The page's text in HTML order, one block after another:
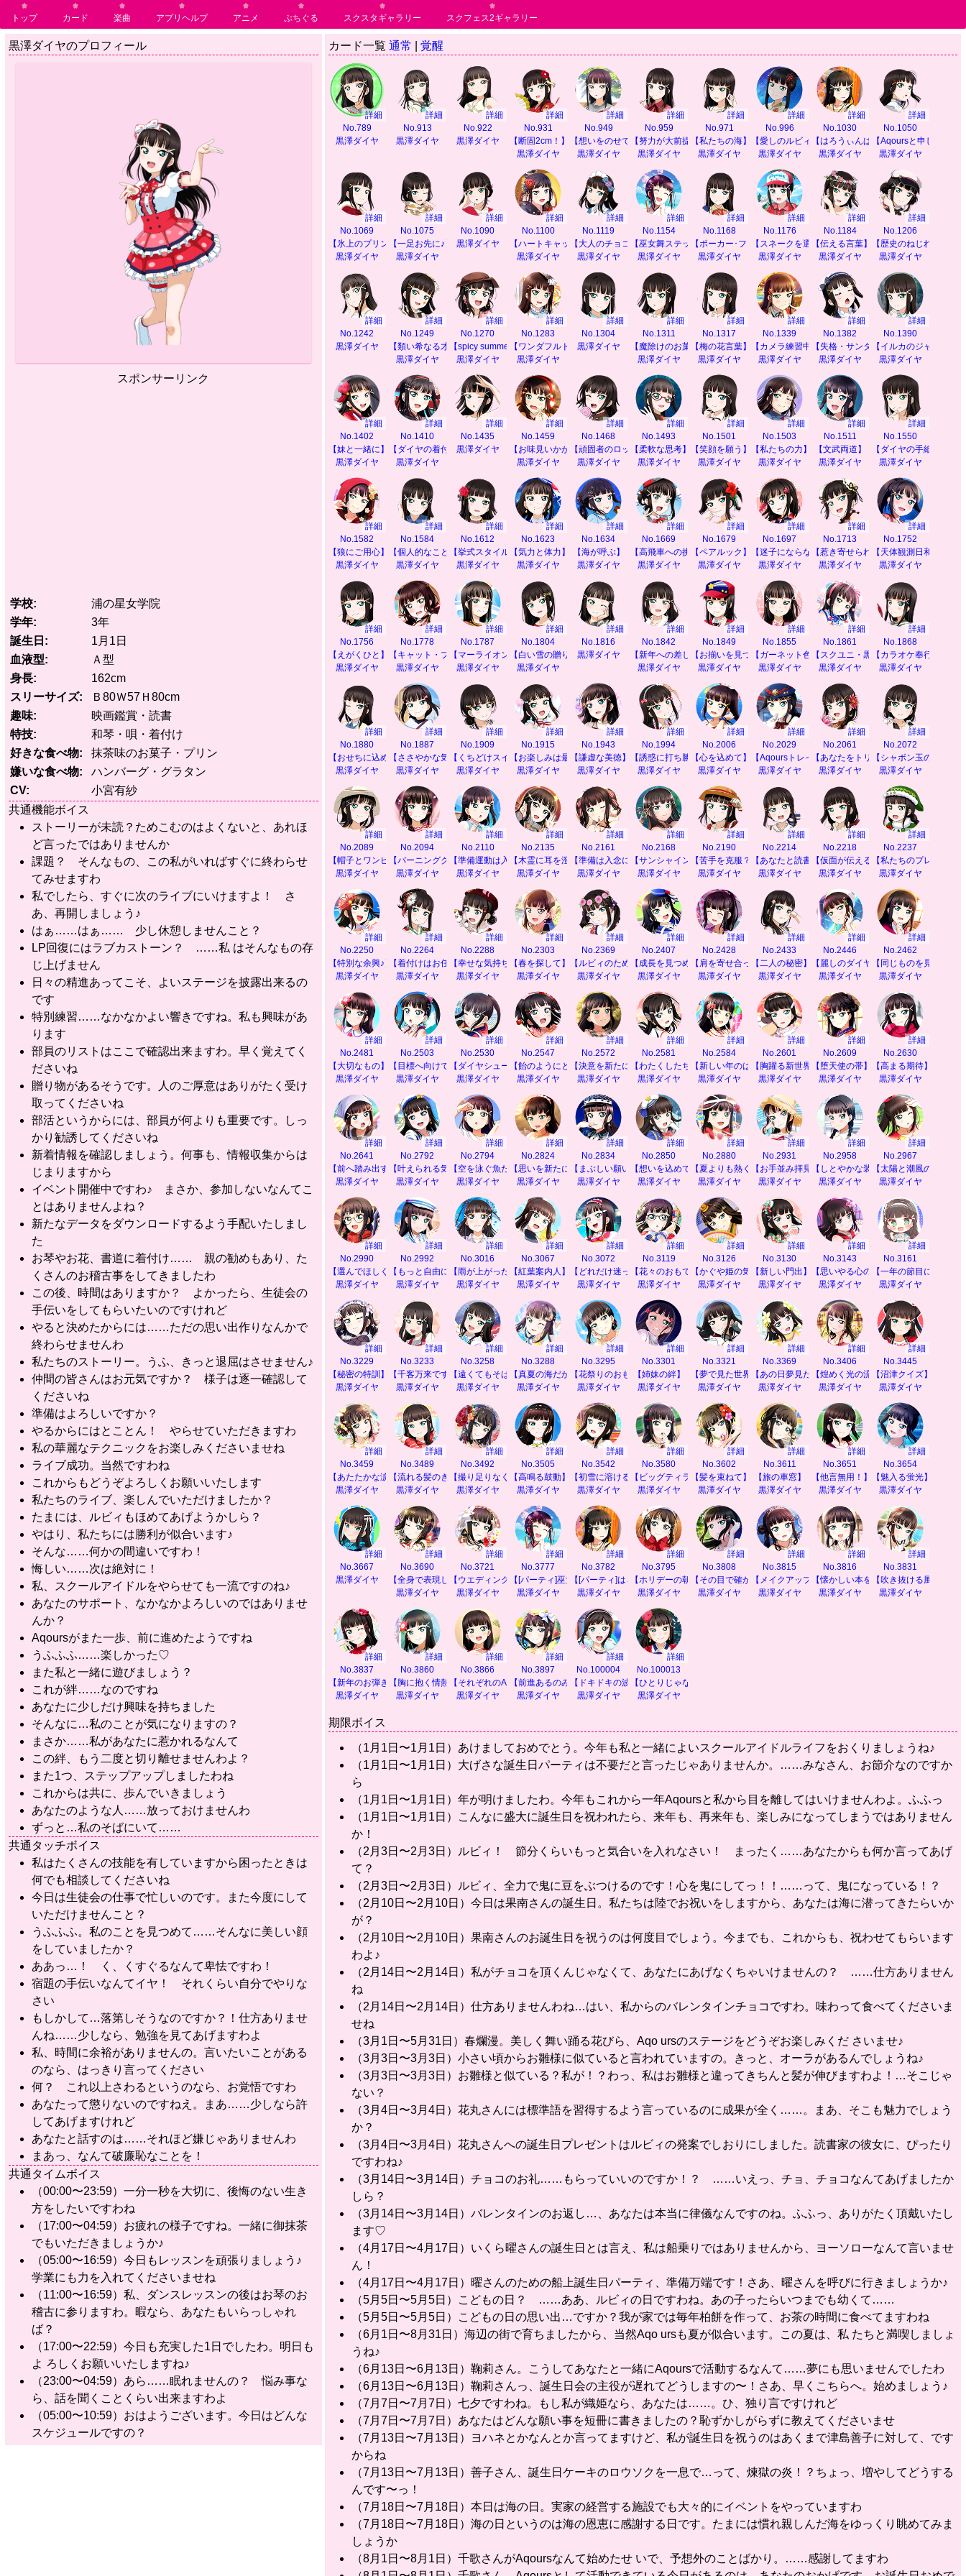
トップ カード 楽曲 アプリヘルプ アニメ ぷちぐる スクスタギャラリー スクフェス2ギャラリー
黒澤ダイヤのプロフィール
スポンサーリンク
学校
浦の星女学院
学年
3年
誕生日
1月1日
血液型
Ａ型
身長
162cm
スリーサイズ
Ｂ80Ｗ57Ｈ80cm
趣味
映画鑑賞・読書
特技
和琴・唄・着付け
好きな食べ物
抹茶味のお菓子・プリン
嫌いな食べ物
ハンバーグ・グラタン
CV
小宮有紗
共通機能ボイス
ストーリーが未読？ためこむのはよくないと、あれほ
ど言ったではありませんか
課題？ そんなもの、この私がいればすぐに終わらせ
てみせますわ
私でしたら、すぐに次のライブにいけますよ！ さ
あ、再開しましょう♪
はぁ……はぁ…… 少し休憩しませんこと？
LP回復にはラブカストーン？ ……私 はそんなもの存
じ上げません
日々の精進あってこそ、よいステージを披露出来るの
です
特別練習……なかなかよい響きですね。私も興味があ
ります
部員のリストはここで確認出来ますわ。早く覚えてく
ださいね
贈り物があるそうです。人のご厚意はありがたく受け
取ってくださいね
部活というからには、部員が何よりも重要です。しっ
かり勧誘してくださいね
新着情報を確認しましょう。何事も、情報収集からは
じまりますから
イベント開催中ですわ♪ まさか、参加しないなんてこ
とはありませんよね？
新たなデータをダウンロードするよう手配いたしまし
た
お琴やお花、書道に着付け…… 親の勧めもあり、た
くさんのお稽古事をしてきましたわ
この後、時間はありますか？ よかったら、生徒会の
手伝いをしてもらいたいのですけれど
やると決めたからには……ただの思い出作りなんかで
終わらせませんわ
私たちのストーリー。うふ、きっと退屈はさせません♪
仲間の皆さんはお元気ですか？ 様子は逐一確認して
くださいね
準備はよろしいですか？
やるからにはとことん！ やらせていただきますわ
私の華麗なテクニックをお楽しみくださいませね
ライブ成功。当然ですわね
これからもどうぞよろしくお願いいたします
私たちのライブ、楽しんでいただけましたか？
たまには、ルビィもほめてあげようかしら？
やはり、私たちには勝利が似合います♪
そんな……何かの間違いですわ！
悔しい……次は絶対に！
私、スクールアイドルをやらせても一流ですのね♪
あなたのサポート、なかなかよろしいのではありませ
んか？
Aqoursがまた一歩、前に進めたようですね
うふふふ……楽しかった♡
また私と一緒に遊びましょう？
これが絆……なのですね
あなたに少しだけ興味を持ちました
そんなに…私のことが気になりますの？
まさか……私があなたに惹かれるなんて
この絆、もう二度と切り離せませんわよ？
また1つ、ステップアップしましたわね
これからは共に、歩んでいきましょう
あなたのような人……放っておけませんわ
ずっと…私のそばにいて……
共通タッチボイス
私はたくさんの技能を有していますから困ったときは
何でも相談してくださいね
今日は生徒会の仕事で忙しいのです。また今度にして
いただけませんこと？
うふふふ。私のことを見つめて……そんなに美しい顔
をしていましたか？
ああっ…！ く、くすぐるなんて卑怯ですわ！
宿題の手伝いなんてイヤ！ それくらい自分でやりな
さい
もしかして…落第しそうなのですか？！仕方ありませ
んね……少しなら、勉強を見てあげますわよ
私、時間に余裕がありませんの。言いたいことがある
のなら、はっきり言ってください
何？ これ以上さわるというのなら、お覚悟ですわ
あなたって懲りないのですねえ。まあ……少しなら許
してあげますけれど
あなたと話すのは……それほど嫌じゃありませんわ
まあっ、なんて破廉恥なことを！
共通タイムボイス
（00:00〜23:59）一分一秒を大切に、後悔のない生き
方をしたいですわね
（17:00〜04:59）お疲れの様子ですね。一緒に御抹茶
でもいただきましょうか♪
（05:00〜16:59）今日もレッスンを頑張りましょう♪
学業にも力を入れてくださいませね
（11:00〜16:59）私、ダンスレッスンの後はお琴のお
稽古に参りますわ。暇なら、あなたもいらっしゃれ
ば？
（17:00〜22:59）今日も充実した1日でしたわ。明日も
よ ろしくお願いいたしますね♪
（23:00〜04:59）あら……眠れませんの？ 悩み事な
ら、話を聞くことくらい出来ますわよ
（05:00〜10:59）おはようございます。今日はどんな
スケジュールですの？
カード一覧 通常 覚醒
詳細
No.789
黒澤ダイヤ
詳細
No.913
黒澤ダイヤ
詳細
No.922
黒澤ダイヤ
詳細
No.931
【断固2cm！】
黒澤ダイヤ
詳細
No.949
【想いをのせて】
黒澤ダイヤ
詳細
No.959
【努力が大前提】
黒澤ダイヤ
詳細
No.971
【私たちの海】
黒澤ダイヤ
詳細
No.996
【愛しのルビィ】
黒澤ダイヤ
詳細
No.1030
【はろうぃんぱーてぃ】
黒澤ダイヤ
詳細
No.1050
【Aqoursと申しますわ
黒澤ダイヤ
詳細
No.1069
【氷上のプリンセス】
黒澤ダイヤ
詳細
No.1075
【一足お先に♪】
黒澤ダイヤ
詳細
No.1090
黒澤ダイヤ
詳細
No.1100
【ハートキャッチ♪】
黒澤ダイヤ
詳細
No.1119
【大人のチョコレート】
黒澤ダイヤ
詳細
No.1154
【巫女舞ステップ】
黒澤ダイヤ
詳細
No.1168
【ポーカー･フェイス】
黒澤ダイヤ
詳細
No.1176
【スネークを選んだ理由】
黒澤ダイヤ
詳細
No.1184
【伝える言葉】
黒澤ダイヤ
詳細
No.1206
【歴史のねじれ】
黒澤ダイヤ
詳細
No.1242
黒澤ダイヤ
詳細
No.1249
【類い希なる才能】
黒澤ダイヤ
詳細
No.1270
【spicy summer】
黒澤ダイヤ
詳細
No.1283
【ワンダフルドリーム】
黒澤ダイヤ
詳細
No.1304
黒澤ダイヤ
詳細
No.1311
【魔除けのお菓子】
黒澤ダイヤ
詳細
No.1317
【梅の花言葉】
黒澤ダイヤ
詳細
No.1339
【カメラ練習中】
黒澤ダイヤ
詳細
No.1382
【失格・サンタクロース】
黒澤ダイヤ
詳細
No.1390
【イルカのジャンプ】
黒澤ダイヤ
詳細
No.1402
【妹と一緒に】
黒澤ダイヤ
詳細
No.1410
【ダイヤの着付け教室】
黒澤ダイヤ
詳細
No.1435
黒澤ダイヤ
詳細
No.1459
【お味見いかが？】
黒澤ダイヤ
詳細
No.1468
【頑固者のロック】
黒澤ダイヤ
詳細
No.1493
【柔軟な思考】
黒澤ダイヤ
詳細
No.1501
【笑顔を願う】
黒澤ダイヤ
詳細
No.1503
【私たちの力】
黒澤ダイヤ
詳細
No.1511
【文武両道】
黒澤ダイヤ
詳細
No.1550
【ダイヤの手紙指南】
黒澤ダイヤ
詳細
No.1582
【狼にご用心】
黒澤ダイヤ
詳細
No.1584
【個人的なこと】
黒澤ダイヤ
詳細
No.1612
【挙式スタイル】
黒澤ダイヤ
詳細
No.1623
【気力と体力】
黒澤ダイヤ
詳細
No.1634
【海が呼ぶ】
黒澤ダイヤ
詳細
No.1669
【高飛車への挑戦】
黒澤ダイヤ
詳細
No.1679
【ペアルック】
黒澤ダイヤ
詳細
No.1697
【迷子にならないように】
黒澤ダイヤ
詳細
No.1713
【惹き寄せられる秘密】
黒澤ダイヤ
詳細
No.1752
【天体観測日和】
黒澤ダイヤ
詳細
No.1756
【えがくひと】
黒澤ダイヤ
詳細
No.1778
【キャット・プリティ】
黒澤ダイヤ
詳細
No.1787
【マーライオンへの道】
黒澤ダイヤ
詳細
No.1804
【白い雪の贈り物】
黒澤ダイヤ
詳細
No.1816
黒澤ダイヤ
詳細
No.1842
【新年への差し入れ】
黒澤ダイヤ
詳細
No.1849
【お揃いを見つけて】
黒澤ダイヤ
詳細
No.1855
【ガーネット色のドレス】
黒澤ダイヤ
詳細
No.1861
【スクユニ・黒澤ダイヤ】
黒澤ダイヤ
詳細
No.1868
【カラオケ奉行】
黒澤ダイヤ
詳細
No.1880
【おせちに込めた願い】
黒澤ダイヤ
詳細
No.1887
【ささやかな気遣い】
黒澤ダイヤ
詳細
No.1909
【くちどけスイート】
黒澤ダイヤ
詳細
No.1915
【お楽しみは最後に】
黒澤ダイヤ
詳細
No.1943
【謙虚な美徳】
黒澤ダイヤ
詳細
No.1994
【誘惑に打ち勝て！】
黒澤ダイヤ
詳細
No.2006
【心を込めて】
黒澤ダイヤ
詳細
No.2029
【Aqoursトレイン】
黒澤ダイヤ
詳細
No.2061
【あなたをトリコに】
黒澤ダイヤ
詳細
No.2072
【シャボン玉のコツ♪】
黒澤ダイヤ
詳細
No.2089
【帽子とワンピース】
黒澤ダイヤ
詳細
No.2094
【バーニングクイズ】
黒澤ダイヤ
詳細
No.2110
【準備運動は入念に】
黒澤ダイヤ
詳細
No.2135
【木霊に耳を澄ませて】
黒澤ダイヤ
詳細
No.2161
【準備は入念に】
黒澤ダイヤ
詳細
No.2168
【サンシャインを感じて】
黒澤ダイヤ
詳細
No.2190
【苦手を克服？】
黒澤ダイヤ
詳細
No.2214
【あなたと読書】
黒澤ダイヤ
詳細
No.2218
【仮面が伝える思い】
黒澤ダイヤ
詳細
No.2237
【私たちのプレゼント】
黒澤ダイヤ
詳細
No.2250
【特別な余興♪】
黒澤ダイヤ
詳細
No.2264
【着付けはお任せ】
黒澤ダイヤ
詳細
No.2288
【幸せな気持ち】
黒澤ダイヤ
詳細
No.2303
【春を探して】
黒澤ダイヤ
詳細
No.2369
【ルビィのために】
黒澤ダイヤ
詳細
No.2407
【成長を見つめて】
黒澤ダイヤ
詳細
No.2428
【肩を寄せ合って】
黒澤ダイヤ
詳細
No.2433
【二人の秘密】
黒澤ダイヤ
詳細
No.2446
【麗しのダイヤモンド】
黒澤ダイヤ
詳細
No.2462
【同じものを見て感じ
黒澤ダイヤ
詳細
No.2481
【大切なもの】
黒澤ダイヤ
詳細
No.2503
【目標へ向けて前進♪】
黒澤ダイヤ
詳細
No.2530
【ダイヤシュート♡】
黒澤ダイヤ
詳細
No.2547
【飴のようにとろけて】
黒澤ダイヤ
詳細
No.2572
【決意を新たに】
黒澤ダイヤ
詳細
No.2581
【わたくしたちの特等席】
黒澤ダイヤ
詳細
No.2584
【新しい年のはじまりに】
黒澤ダイヤ
詳細
No.2601
【胸躍る新世界】
黒澤ダイヤ
詳細
No.2609
【堕天使の帯】
黒澤ダイヤ
詳細
No.2630
【高まる期待】
黒澤ダイヤ
詳細
No.2641
【前へ踏み出す力】
黒澤ダイヤ
詳細
No.2792
【叶えられる気がして】
黒澤ダイヤ
詳細
No.2794
【空を泳ぐ魚たち】
黒澤ダイヤ
詳細
No.2824
【思いを新たに】
黒澤ダイヤ
詳細
No.2834
【まぶしい願いごと】
黒澤ダイヤ
詳細
No.2850
【想いを込めて】
黒澤ダイヤ
詳細
No.2880
【夏よりも熱く】
黒澤ダイヤ
詳細
No.2931
【お手並み拝見】
黒澤ダイヤ
詳細
No.2958
【しとやかな装い】
黒澤ダイヤ
詳細
No.2967
【太陽と潮風の恵み】
黒澤ダイヤ
詳細
No.2990
【選んでほしくて】
黒澤ダイヤ
詳細
No.2992
【もっと自由に】
黒澤ダイヤ
詳細
No.3016
【雨が上がったら】
黒澤ダイヤ
詳細
No.3067
【紅葉案内人】
黒澤ダイヤ
詳細
No.3072
【どれだけ迷っても】
黒澤ダイヤ
詳細
No.3119
【花々のおもてなし】
黒澤ダイヤ
詳細
No.3126
【かぐや姫の気持ち】
黒澤ダイヤ
詳細
No.3130
【新しい門出】
黒澤ダイヤ
詳細
No.3143
【思いやる心の絆】
黒澤ダイヤ
詳細
No.3161
【一年の節目に】
黒澤ダイヤ
詳細
No.3229
【秘密の特訓】
黒澤ダイヤ
詳細
No.3233
【千客万来ですわ】
黒澤ダイヤ
詳細
No.3258
【遠くてもそばに】
黒澤ダイヤ
詳細
No.3288
【真夏の海だから】
黒澤ダイヤ
詳細
No.3295
【花祭りのおもてなし】
黒澤ダイヤ
詳細
No.3301
【姉妹の絆】
黒澤ダイヤ
詳細
No.3321
【夢で見た世界】
黒澤ダイヤ
詳細
No.3369
【あの日夢見たもの】
黒澤ダイヤ
詳細
No.3406
【煌めく光の流れ】
黒澤ダイヤ
詳細
No.3445
【沼津クイズ】
黒澤ダイヤ
詳細
No.3459
【あたたかな涙】
黒澤ダイヤ
詳細
No.3489
【流れる髪のきらめき】
黒澤ダイヤ
詳細
No.3492
【撮り足りなくて】
黒澤ダイヤ
詳細
No.3505
【高鳴る鼓動】
黒澤ダイヤ
詳細
No.3542
【初雪に溶ける思い】
黒澤ダイヤ
詳細
No.3580
【ビッグティラミス】
黒澤ダイヤ
詳細
No.3602
【髪を束ねて】
黒澤ダイヤ
詳細
No.3611
【旅の車窓】
黒澤ダイヤ
詳細
No.3651
【他言無用！】
黒澤ダイヤ
詳細
No.3654
【魅入る蛍光】
黒澤ダイヤ
詳細
No.3667
黒澤ダイヤ
詳細
No.3690
【全身で表現したいから】
黒澤ダイヤ
詳細
No.3721
【ウエディングの夢】
黒澤ダイヤ
詳細
No.3777
【[パーティ]巫女舞ステップ】
黒澤ダイヤ
詳細
No.3782
【[パーティ]はろうぃんぱーてぃ】
黒澤ダイヤ
詳細
No.3795
【ホリデーの朝】
黒澤ダイヤ
詳細
No.3808
【その目で確かめて】
黒澤ダイヤ
詳細
No.3815
【メイクアップルビィ】
黒澤ダイヤ
詳細
No.3816
【懐かしい本を】
黒澤ダイヤ
詳細
No.3831
【吹き抜ける風の香り】
黒澤ダイヤ
詳細
No.3837
【新年のお弾き初め】
黒澤ダイヤ
詳細
No.3860
【胸に抱く情熱の色】
黒澤ダイヤ
詳細
No.3866
【それぞれのAqours】
黒澤ダイヤ
詳細
No.3897
【前進あるのみ！】
黒澤ダイヤ
詳細
No.100004
【ドキドキの波に乗って】
黒澤ダイヤ
詳細
No.100013
【ひとりじゃないから】
黒澤ダイヤ
期限ボイス
（1月1日〜1月1日）あけましておめでとう。今年も私と一緒によいスクールアイドルライフをおくりましょうね♪
（1月1日〜1月1日）大げさな誕生日パーティは不要だと言ったじゃありませんか。……みなさん、お節介なのですか
ら
（1月1日〜1月1日）年が明けましたわ。今年もこれから一年Aqoursと私から目を離してはいけませんわよ。ふふっ
（1月1日〜1月1日）こんなに盛大に誕生日を祝われたら、来年も、再来年も、楽しみになってしまうではありません
か！
（2月3日〜2月3日）ルビィ！ 節分くらいもっと気合いを入れなさい！ まったく……あなたからも何か言ってあげ
て？
（2月3日〜2月3日）ルビィ、全力で鬼に豆をぶつけるのです！心を鬼にしてっ！！……って、鬼になっている！？
（2月10日〜2月10日）今日は果南さんの誕生日。私たちは陸でお祝いをしますから、あなたは海に潜ってきたらいか
が？
（2月10日〜2月10日）果南さんのお誕生日を祝うのは何度目でしょう。今までも、これからも、祝わせてもらいます
わよ♪
（2月14日〜2月14日）私がチョコを頂くんじゃなくて、あなたにあげなくちゃいけませんの？ ……仕方ありません
ね
（2月14日〜2月14日）仕方ありませんわね…はい、私からのバレンタインチョコですわ。味わって食べてくださいま
せね
（3月1日〜5月31日）春爛漫。美しく舞い踊る花びら、Aqo ursのステージをどうぞお楽しみくだ さいませ♪
（3月3日〜3月3日）小さい頃からお雛様に似ていると言われていますの。きっと、オーラがあるんでしょうね♪
（3月3日〜3月3日）お雛様と似ている？私が！？わっ、私はお雛様と違ってきちんと髪が伸びますわよ！…そこじゃ
ない？
（3月4日〜3月4日）花丸さんには標準語を習得するよう言っているのに成果が全く……。まあ、そこも魅力でしょう
か？
（3月4日〜3月4日）花丸さんへの誕生日プレゼントはルビィの発案でしおりにしました。読書家の彼女に、ぴったり
ですわね♪
（3月14日〜3月14日）チョコのお礼……もらっていいのですか！？ ……いえっ、チョ、チョコなんてあげましたか
しら？
（3月14日〜3月14日）バレンタインのお返し…、あなたは本当に律儀なんですのね。ふふっ、ありがたく頂戴いたし
ます♡
（4月17日〜4月17日）いくら曜さんの誕生日とは言え、私は船乗りではありませんから、ヨーソローなんて言いませ
ん！
（4月17日〜4月17日）曜さんのための船上誕生日パーティ、準備万端です！さあ、曜さんを呼びに行きましょうか♪
（5月5日〜5月5日）こどもの日？ ……ああ、ルビィの日ですわね。あの子ったらいつまでも幼くて……
（5月5日〜5月5日）こどもの日の思い出…ですか？我が家では毎年柏餅を作って、お茶の時間に食べてますわね
（6月1日〜8月31日）海辺の街で育ちましたから、当然Aqo ursも夏が似合います。この夏は、私 たちと満喫しましょ
うね♪
（6月13日〜6月13日）鞠莉さん。こうしてあなたと一緒にAqoursで活動するなんて……夢にも思いませんでしたわ
（6月13日〜6月13日）鞠莉さんっ、誕生日会の主役が遅れてどうしますの〜！さあ、早くこちらへ。始めましょう♪
（7月7日〜7月7日）七夕ですわね。もし私が織姫なら、あなたは……。ひ、独り言ですけれど
（7月7日〜7月7日）あなたはどんな願い事を短冊に書きましたの？恥ずかしがらずに教えてくださいませ
（7月13日〜7月13日）ヨハネとかなんとか言ってますけど、私が誕生日を祝うのはあくまで津島善子に対して、です
からね
（7月13日〜7月13日）善子さん、誕生日ケーキのロウソクを一息で…って、煉獄の炎！？ちょっ、増やしてどうする
んです〜っ！
（7月18日〜7月18日）本日は海の日。実家の経営する施設でも大々的にイベントをやっていますわ
（7月18日〜7月18日）海の日というのは海の恩恵に感謝する日です。たまには慣れ親しんだ海をゆっくり眺めてみま
しょうか
（8月1日〜8月1日）千歌さんがAqoursなんて始めたせ いで、予想外のことばかり。……感謝してますわ